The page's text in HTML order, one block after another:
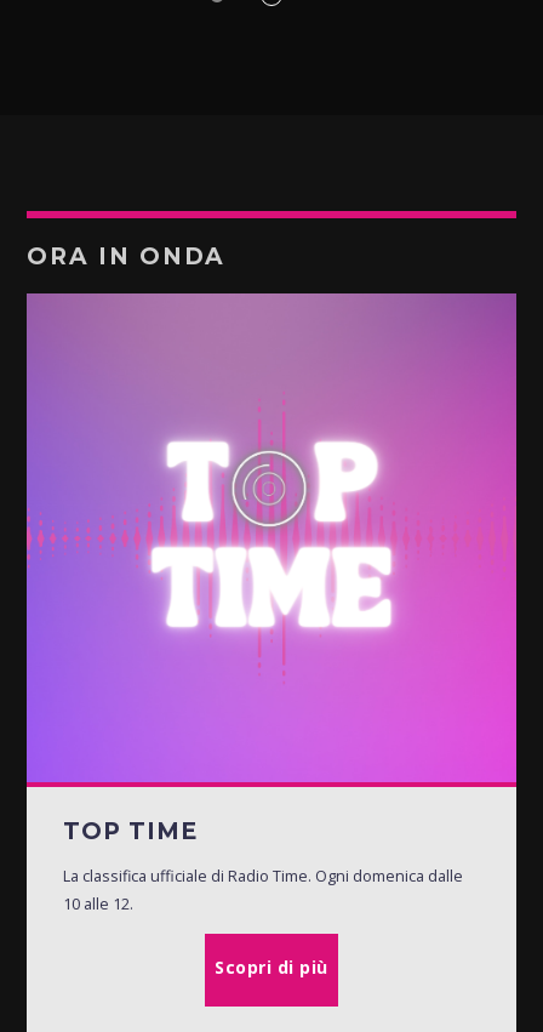
ORA IN ONDA
TOP TIME
La classifica ufficiale di Radio Time. Ogni domenica dalle
10 alle 12.
Scopri di più